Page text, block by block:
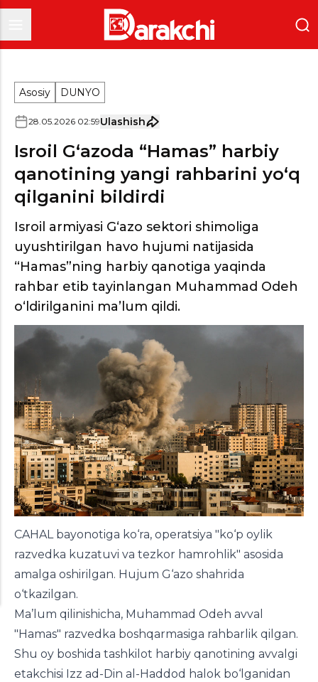
Asosiy DUNYO
28.05.2026 02:59Ulashish
Isroil G‘azoda “Hamas” harbiy
qanotining yangi rahbarini yo‘q
qilganini bildirdi
Isroil armiyasi G‘azo sektori shimoliga
uyushtirilgan havo hujumi natijasida
“Hamas”ning harbiy qanotiga yaqinda
rahbar etib tayinlangan Muhammad Odeh
o‘ldirilganini ma’lum qildi.
CAHAL bayonotiga ko‘ra, operatsiya "ko‘p oylik
razvedka kuzatuvi va tezkor hamrohlik" asosida
amalga oshirilgan. Hujum G‘azo shahrida
o‘tkazilgan.
Ma’lum qilinishicha, Muhammad Odeh avval
"Hamas" razvedka boshqarmasiga rahbarlik qilgan.
Shu oy boshida tashkilot harbiy qanotining avvalgi
etakchisi Izz ad-Din al-Haddod halok bo‘lganidan